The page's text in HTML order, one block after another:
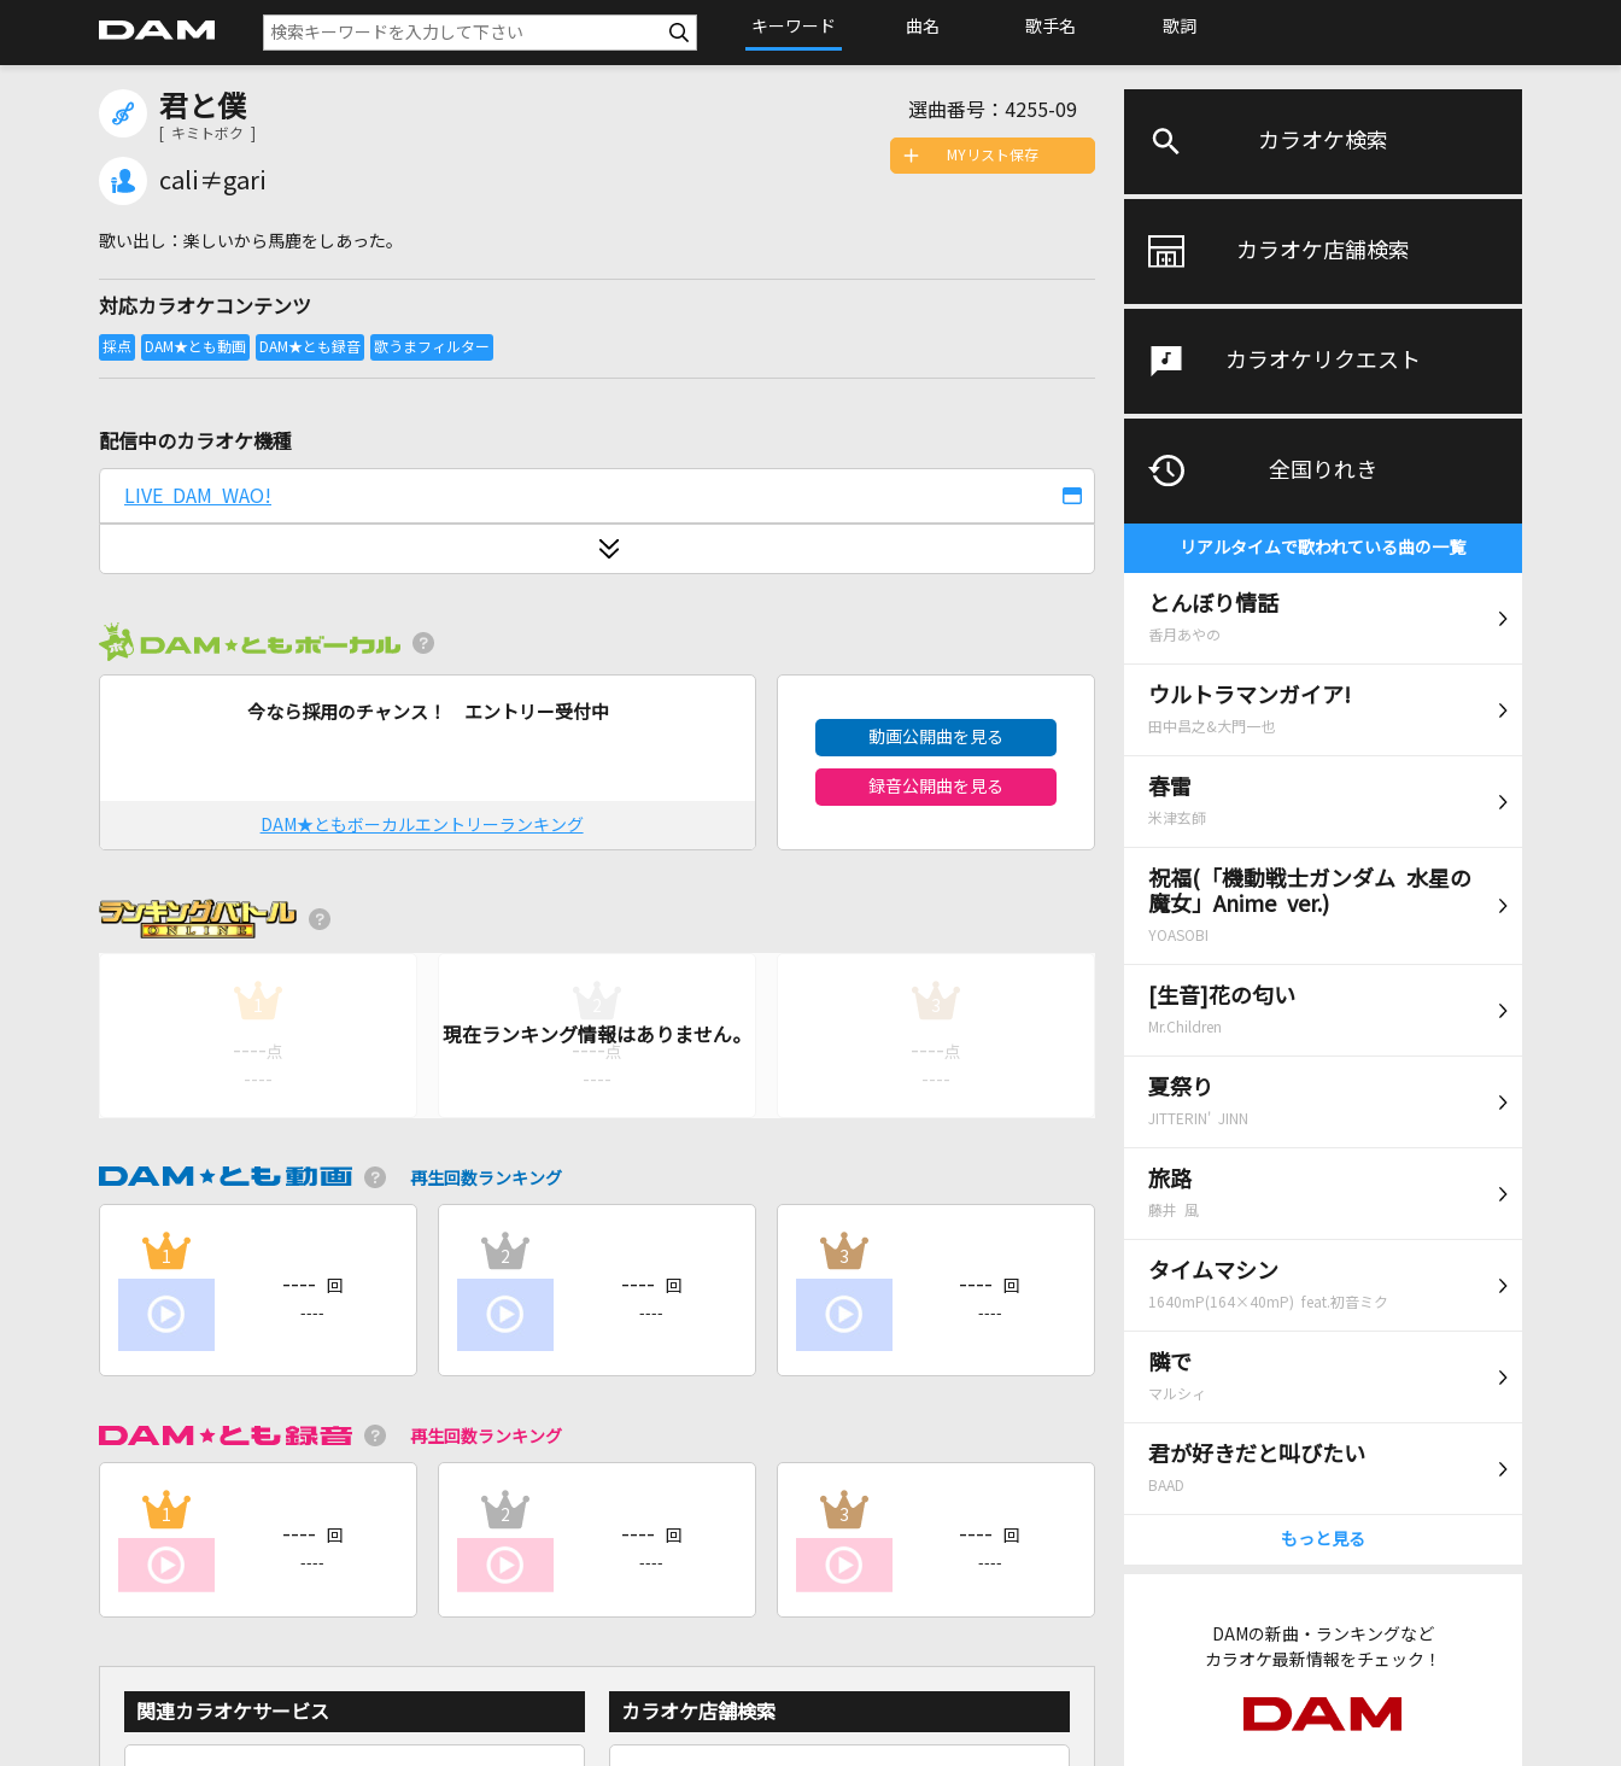
キーワード 曲名 歌手名 歌詞
カラオケ検索
カラオケ店舗検索
カラオケリクエスト
全国りれき
リアルタイムで歌われている曲の一覧
とんぼり情話
香月あやの
ウルトラマンガイア!
田中昌之&大門一也
春雷
米津玄師
祝福(「機動戦士ガンダム 水星の
魔女」Anime ver.)
YOASOBI
[生音]花の匂い
Mr.Children
夏祭り
JITTERIN' JINN
旅路
藤井 風
タイムマシン
1640mP(164×40mP) feat.初音ミク
隣で
マルシィ
君が好きだと叫びたい
BAAD
もっと見る
DAMの新曲・ランキングなど
カラオケ最新情報をチェック！
君と僕
[ キミトボク ]
cali≠gari
選曲番号： 4255-09
楽しいから馬鹿をしあった。
対応カラオケコンテンツ
MYリスト保存
配信中のカラオケ機種
LIVE DAM WAO!
今なら採用のチャンス！ エントリー受付中
DAM★ともボーカルエントリーランキング
動画公開曲を見る
録音公開曲を見る
1
---- 点
----
---- 点
----
3
---- 点
----
再生回数ランキング
1
---- 回
----
2
---- 回
----
3
---- 回
----
再生回数ランキング
1
---- 回
----
2
---- 回
----
3
---- 回
----
関連カラオケサービス カラオケ店舗検索